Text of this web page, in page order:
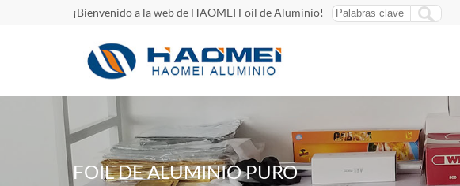
¡Bienvenido a la web de HAOMEI Foil de Aluminio!
FOIL DE ALUMINIO PURO